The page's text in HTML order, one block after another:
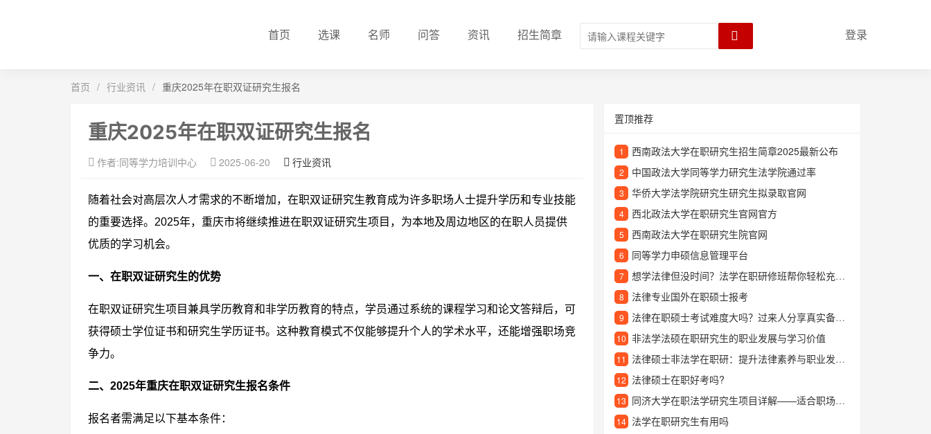
首页 选课 名师 问答 资讯 招生简章 登录
首页 / 行业资讯 / 重庆2025年在职双证研究生报名
重庆2025年在职双证研究生报名
作者:同等学力培训中心 2025-06-20 行业资讯
随着社会对高层次人才需求的不断增加，在职双证研究生教育成为许多职场人士提升学历和专业技能
的重要选择。2025年，重庆市将继续推进在职双证研究生项目，为本地及周边地区的在职人员提供
优质的学习机会。
一、在职双证研究生的优势
在职双证研究生项目兼具学历教育和非学历教育的特点，学员通过系统的课程学习和论文答辩后，可
获得硕士学位证书和研究生学历证书。这种教育模式不仅能够提升个人的学术水平，还能增强职场竞
争力。
二、2025年重庆在职双证研究生报名条件
报名者需满足以下基本条件：
置顶推荐
1 西南政法大学在职研究生招生简章2025最新公布
2 中国政法大学同等学力研究生法学院通过率
3 华侨大学法学院研究生研究生拟录取官网
4 西北政法大学在职研究生官网官方
5 西南政法大学在职研究生院官网
6 同等学力申硕信息管理平台
7 想学法律但没时间？法学在职研修班帮你轻松充电提升专业能力
8 法律专业国外在职硕士报考
9 法律在职硕士考试难度大吗？过来人分享真实备考经验
10 非法学法硕在职研究生的职业发展与学习价值
11 法律硕士非法学在职研：提升法律素养与职业发展的新路径
12 法律硕士在职好考吗?
13 同济大学在职法学研究生项目详解——适合职场人士的进修选择
14 法学在职研究生有用吗